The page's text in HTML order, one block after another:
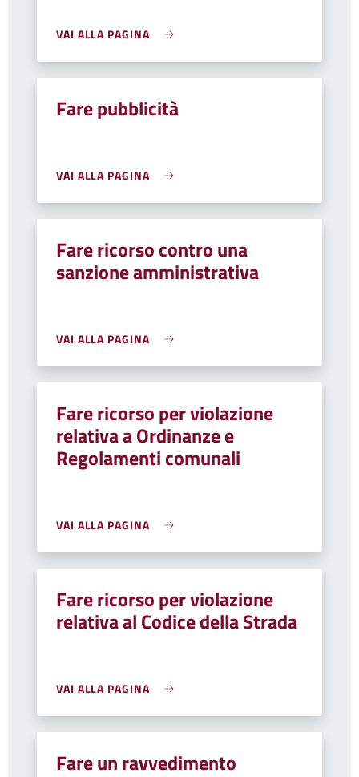
VAI ALLA PAGINA
Fare pubblicità
VAI ALLA PAGINA
Fare ricorso contro una
sanzione amministrativa
VAI ALLA PAGINA
Fare ricorso per violazione
relativa a Ordinanze e
Regolamenti comunali
VAI ALLA PAGINA
Fare ricorso per violazione
relativa al Codice della Strada
VAI ALLA PAGINA
Fare un ravvedimento